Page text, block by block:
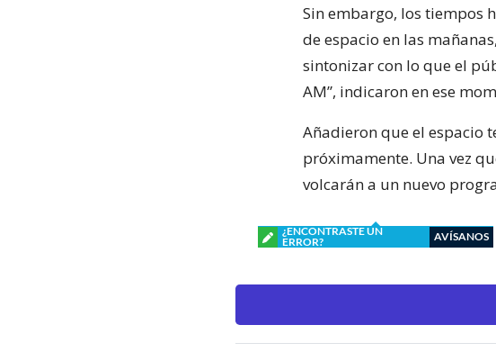
Sin embargo, los tiempos
de espacio en las
sintonizar con lo que el
AM”, indicaron en ese
Añadieron que el espacio
próximamente. Una vez
volcarán a un nuevo
¿ENCONTRASTE UN
ERROR?
AVÍSANOS